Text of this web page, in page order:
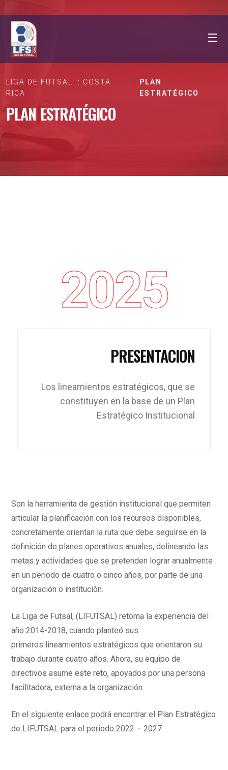
LIGA DE FUTSAL :: COSTA
RICA
PLAN
ESTRATÉGICO
PLAN ESTRATÉGICO
PRESENTACION
Los lineamientos estratégicos, que se
constituyen en la base de un Plan
Estratégico Institucional
2025
Son la herramienta de gestión institucional que permiten
articular la planificación con los recursos disponibles,
concretamente orientan la ruta que debe seguirse en la
definición de planes operativos anuales, delineando las
metas y actividades que se pretenden lograr anualmente
en un periodo de cuatro o cinco años, por parte de una
organización o institución.
La Liga de Futsal, (LIFUTSAL) retoma la experiencia del
año 2014-2018, cuando planteó sus
primeros lineamientos estratégicos que orientaron su
trabajo durante cuatro años. Ahora, su equipo de
directivos asume este reto, apoyados por una persona
facilitadora, externa a la organización.
En el siguiente enlace podrá encontrar el Plan Estratégico
de LIFUTSAL para el periodo 2022 – 2027